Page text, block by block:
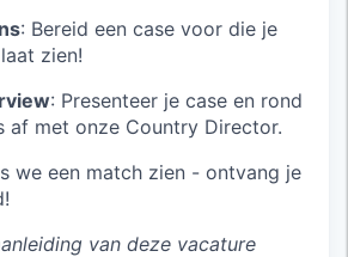
: Bereid een case voor die je
zien!
: Presenteer je case en rond
af met onze Country Director.
we een match zien - ontvang je
van deze vacature